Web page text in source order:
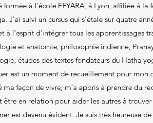
formée à l'école EFYARA, à Lyon, affiliée à
J'ai suivi un cursus qui s'étale sur quatre
à l'esprit d'intégrer tous les apprentissages
et anatomie, philosophie indienne,
études des textes fondateurs du Hatha
est un moment de recueillement pour mon
ma façon de vivre, m'a appris à prendre du
être en relation pour aider les autres à
est devenu évident. Je suis très heureuse